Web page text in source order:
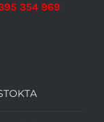
354 969